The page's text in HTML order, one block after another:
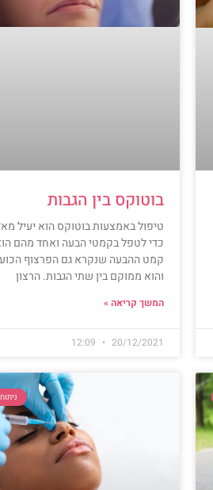
בוטוקס בין הגבות
טיפול באמצעות בוטוקס הוא יעיל
כדי לטפל בקמטי הבעה ואחד מהם
קמט ההבעה שנקרא גם הפרצוף
והוא ממוקם בין שתי הגבות. הרצון
המשך קריאה »
20/12/2021